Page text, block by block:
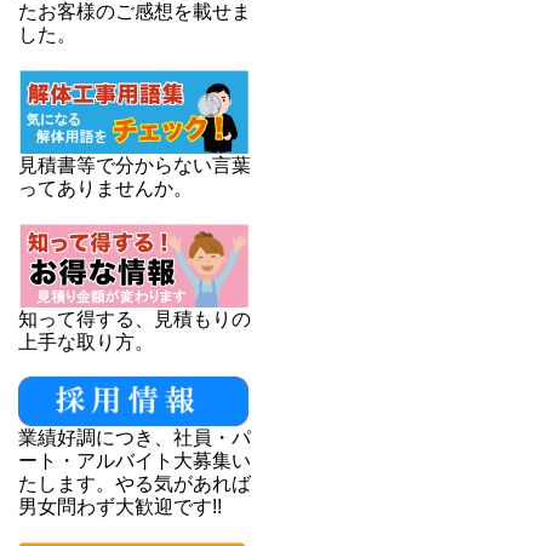
たお客様のご感想を載せま
した。
見積書等で分からない言葉
ってありませんか。
知って得する、見積もりの
上手な取り方。
業績好調につき、社員・パ
ート・アルバイト大募集い
たします。やる気があれば
男女問わず大歓迎です!!